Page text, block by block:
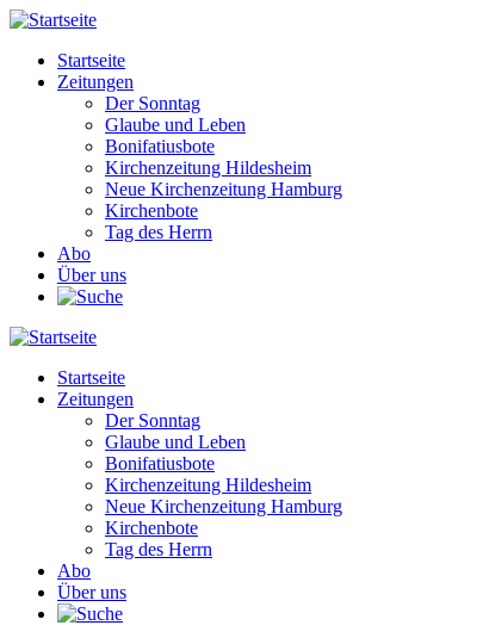
Direkt
Inhalt
Main
navigation
Startseite
Zeitungen
Der Sonntag
Glaube und Leben
Bonifatiusbote
Kirchenzeitung Hildesheim
Neue Kirchenzeitung Hamburg
Kirchenbote
Tag des Herrn
Abo
Über uns
Main
navigation
Startseite
Zeitungen
Der Sonntag
Glaube und Leben
Bonifatiusbote
Kirchenzeitung Hildesheim
Neue Kirchenzeitung Hamburg
Kirchenbote
Tag des Herrn
Abo
Über uns